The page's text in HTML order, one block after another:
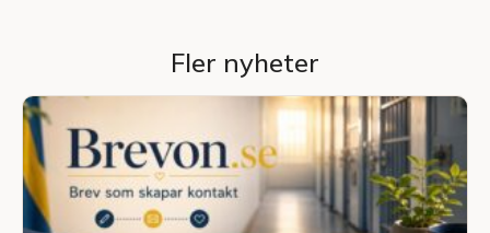
Fler nyheter